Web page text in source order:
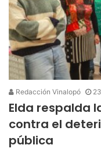
Redacción Vinalopó
Elda respalda
contra el
pública